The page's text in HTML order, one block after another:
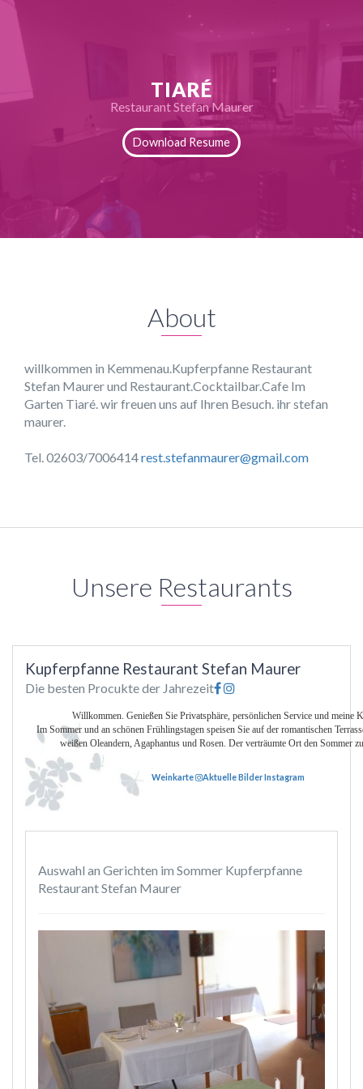
TIARÉ
Restaurant Stefan Maurer
Download Resume
About
willkommen in Kemmenau.Kupferpfanne Restaurant
Stefan Maurer und Restaurant.Cocktailbar.Cafe Im
Garten Tiaré. wir freuen uns auf Ihren Besuch. ihr stefan
maurer.
Tel. 02603/7006414rest.stefanmaurer@gmail.com
Unsere Restaurants
Kupferpfanne Restaurant Stefan Maurer
Die besten Procukte der Jahrezeit
Willkommen. Genießen Sie Privatsphäre, persönlichen Service und meine
Im Sommer und an schönen Frühlingstagen speisen Sie auf der romantischen
weißen Oleandern, Agaphantus und Rosen. Der verträumte Ort den Sommer
Weinkarte Aktuelle Bilder Instagram
Auswahl an Gerichten im Sommer Kupferpfanne
Restaurant Stefan Maurer